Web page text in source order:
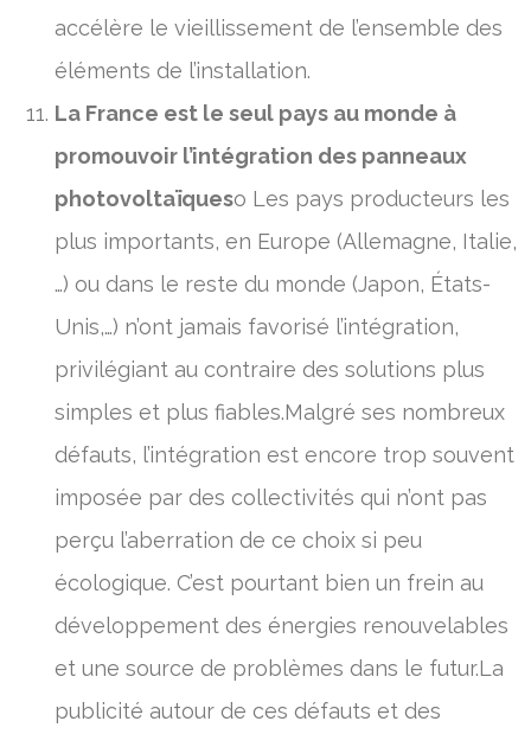
accélère le vieillissement de l’ensemble des
éléments de l’installation.
La France est le seul pays au monde à
promouvoir l’intégration des panneaux
photovoltaïqueso Les pays producteurs les
plus importants, en Europe (Allemagne, Italie,
…) ou dans le reste du monde (Japon, États-
Unis,…) n’ont jamais favorisé l’intégration,
privilégiant au contraire des solutions plus
simples et plus fiables.Malgré ses nombreux
défauts, l’intégration est encore trop souvent
imposée par des collectivités qui n’ont pas
perçu l’aberration de ce choix si peu
écologique. C’est pourtant bien un frein au
développement des énergies renouvelables
et une source de problèmes dans le futur.La
publicité autour de ces défauts et des